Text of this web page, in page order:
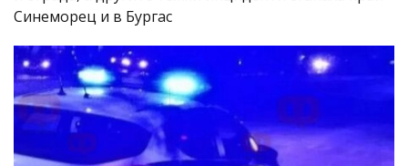
Синеморец и в Бургас